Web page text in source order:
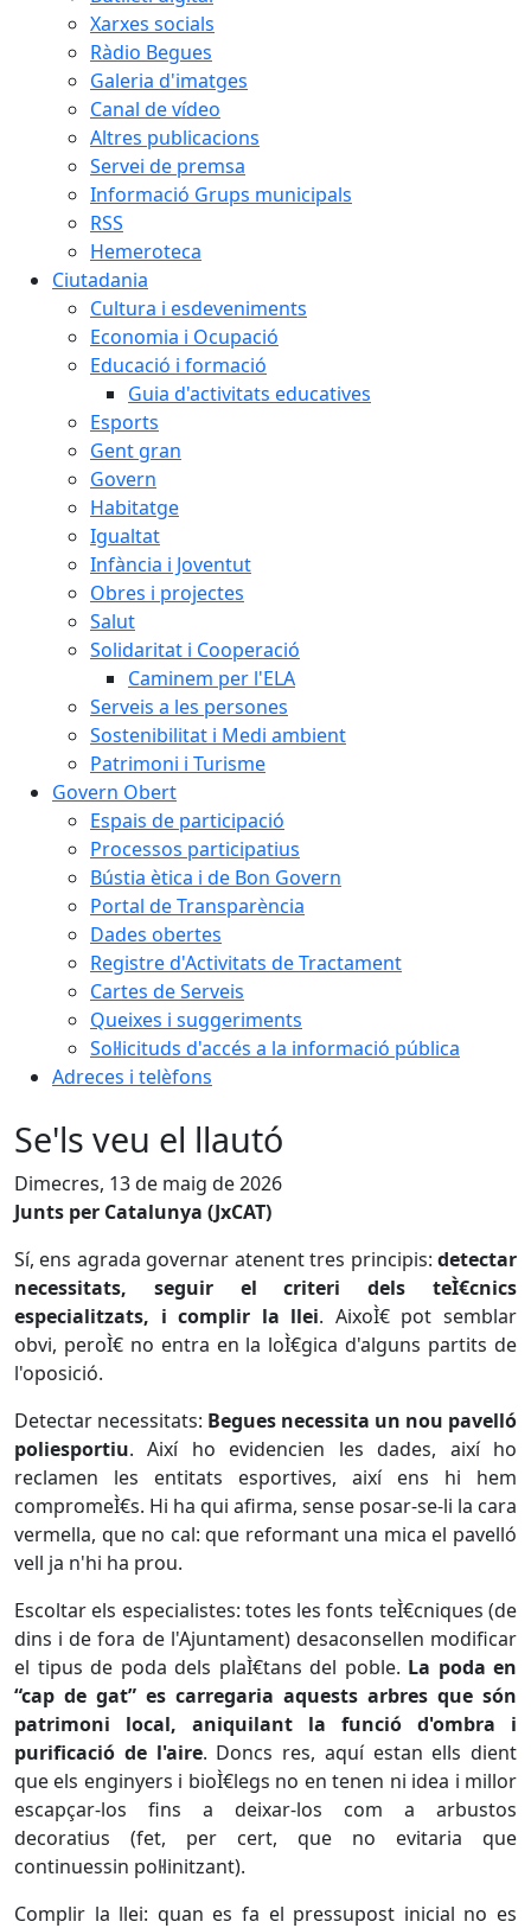
Xarxes socials
Ràdio Begues
Galeria d'imatges
Canal de vídeo
Altres publicacions
Servei de premsa
Informació Grups municipals
RSS
Hemeroteca
Ciutadania
Cultura i esdeveniments
Economia i Ocupació
Educació i formació
Guia d'activitats educatives
Esports
Gent gran
Govern
Habitatge
Igualtat
Infància i Joventut
Obres i projectes
Salut
Solidaritat i Cooperació
Caminem per l'ELA
Serveis a les persones
Sostenibilitat i Medi ambient
Patrimoni i Turisme
Govern Obert
Espais de participació
Processos participatius
Bústia ètica i de Bon Govern
Portal de Transparència
Dades obertes
Registre d'Activitats de Tractament
Cartes de Serveis
Queixes i suggeriments
Sol·licituds d'accés a la informació pública
Adreces i telèfons
Se'ls veu el llautó
Dimecres, 13 de maig de 2026
Junts per Catalunya (JxCAT)
Sí, ens agrada governar atenent tres principis: detectar
necessitats, seguir el criteri dels teÌ€cnics
especialitzats, i complir la llei. AixoÌ€ pot semblar
obvi, peroÌ€ no entra en la loÌ€gica d'alguns partits de
l'oposició.
Detectar necessitats: Begues necessita un nou pavelló
poliesportiu. Així ho evidencien les dades, així ho
reclamen les entitats esportives, així ens hi hem
compromeÌ€s. Hi ha qui afirma, sense posar-se-li la cara
vermella, que no cal: que reformant una mica el pavelló
vell ja n'hi ha prou.
Escoltar els especialistes: totes les fonts teÌ€cniques (de
dins i de fora de l'Ajuntament) desaconsellen modificar
el tipus de poda dels plaÌ€tans del poble. La poda en
“cap de gat” es carregaria aquests arbres que són
patrimoni local, aniquilant la funció d'ombra i
purificació de l'aire. Doncs res, aquí estan ells dient
que els enginyers i bioÌ€legs no en tenen ni idea i millor
escapçar-los fins a deixar-los com a arbustos
decoratius (fet, per cert, que no evitaria que
continuessin pol·linitzant).
Complir la llei: quan es fa el pressupost inicial no es